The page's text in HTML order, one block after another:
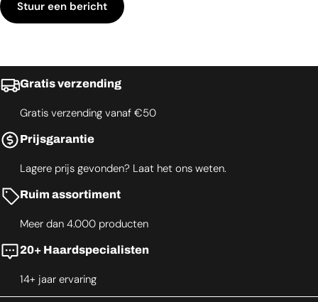
Stuur een bericht
Gratis verzending
Gratis verzending vanaf €50
Prijsgarantie
Lagere prijs gevonden? Laat het ons weten.
Ruim assortiment
Meer dan 4.000 producten
20+ Haardspecialisten
14+ jaar ervaring